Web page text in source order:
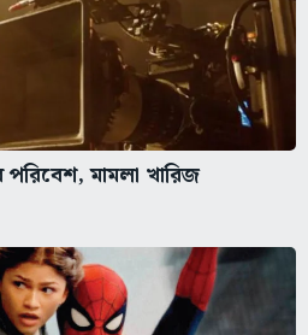
মামলা খারিজ